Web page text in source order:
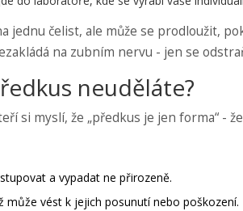
jednu čelist, ale může se prodloužit,
na zubním nervu - jen se
neuděláte?
si myslí, že „předkus je jen forma“ -
a vypadat ne přirozeně.
může vést k jejich posunutí nebo poškození.